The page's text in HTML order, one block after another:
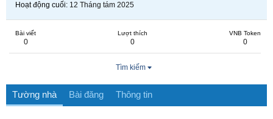
Hoạt động cuối 12 Tháng tám 2025
Bài viết
0
Lượt thích
0
VNB Token
0
Tìm kiếm
Tường nhà Bài đăng Thông tin